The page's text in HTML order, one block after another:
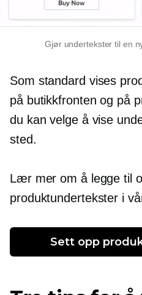
Gjør undertekster til en
Som standard vises
på butikkfronten og på
du kan velge å vise
sted.
Lær mer om å legge til
produktundertekster i
Sett opp